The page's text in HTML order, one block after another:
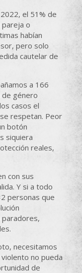
el 51% de
o
habían
pero solo
cautelar de
a 166
de género
casos el
respetan. Peor
botón
siquiera
reales,
con sus
Y si a todo
personas que
paradores,
necesitamos
no pueda
de